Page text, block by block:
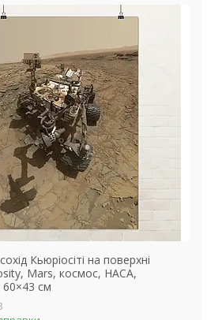
Кьюріосіті на поверхні
Mars, космос, НАСА,
60×43 см